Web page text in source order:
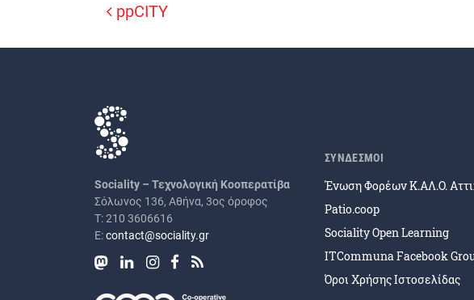
ppCITY
Sociality – Τεχνολογική Κοοπερατίβα
Σόλωνος 136, Αθήνα, 3ος όροφος
Τ: 210 3606616
Ε:contact@sociality.gr
ΣΥΝΔΕΣΜΟΙ
Ένωση Φορέων Κ.ΑΛ.Ο.
Patio.coop
Sociality Open Learning
ITCommuna Facebook
Όροι Χρήσης Ιστοσελίδας